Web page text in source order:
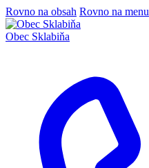
Rovno na obsah Rovno na menu
Obec Sklabiňa